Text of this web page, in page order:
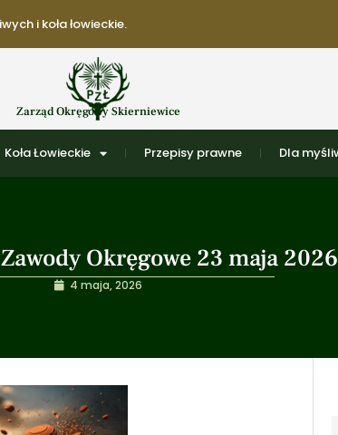
i koła łowieckie.
Zarząd Okręgowy Skierniewice
Koła Łowieckie Przepisy prawne Dla
Okręgowe 23 maja
4 maja, 2026